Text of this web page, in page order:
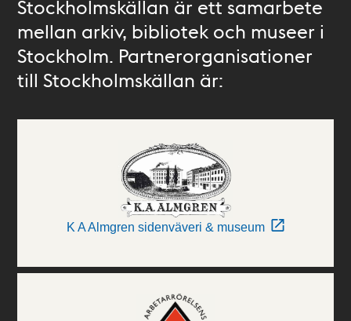
Stockholmskällan är ett samarbete
mellan arkiv, bibliotek och museer i
Stockholm. Partnerorganisationer
till Stockholmskällan är:
K A Almgren sidenväveri & museum